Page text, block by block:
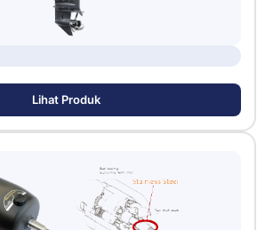
Lihat Produk